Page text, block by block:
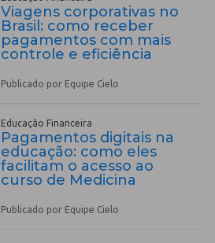
Viagens corporativas no
Brasil: como receber
pagamentos com mais
controle e eficiência
Publicado por Equipe Cielo
Educação Financeira
Pagamentos digitais na
educação: como eles
facilitam o acesso ao
curso de Medicina
Publicado por Equipe Cielo